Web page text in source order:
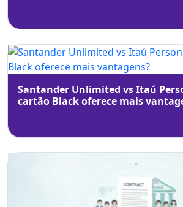
Santander Unlimited vs Itaú
cartão Black oferece mais